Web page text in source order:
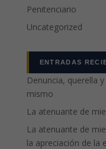
Penitenciario
Uncategorized
ENTRADAS
Denuncia, querella
mismo
La atenuante de
La atenuante de
la apreciación de la